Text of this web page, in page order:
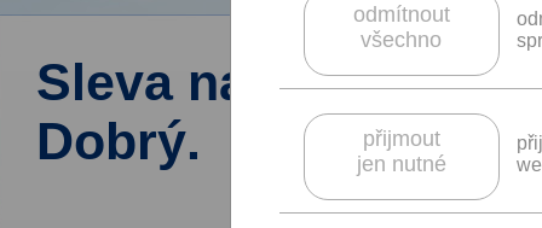
odmítnout
všechno
přijmout
jen nutné
Sleva na ploty a
Dobrý.